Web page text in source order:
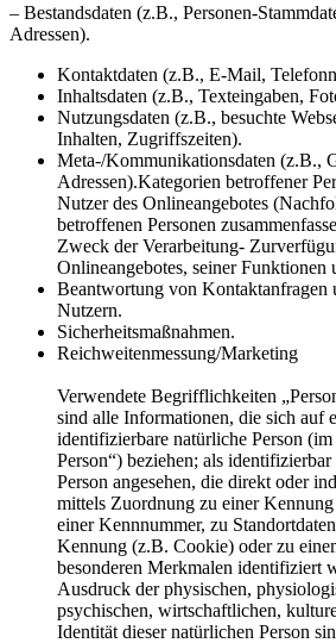
– Bestandsdaten (z.B., Personen-
Adressen).
Kontaktdaten (z.B., E-Mail,
Inhaltsdaten (z.B., Texteingaben,
Nutzungsdaten (z.B., besuchte
Inhalten, Zugriffszeiten).
Meta-/Kommunikationsdaten (z.B.,
Adressen).Kategorien betroffener
Nutzer des Onlineangebotes
betroffenen Personen
Zweck der Verarbeitung-
Onlineangebotes, seiner Funktionen
Beantwortung von
Nutzern.
Sicherheitsmaßnahmen.
Reichweitenmessung/Marketing
Verwendete Begrifflichkeiten
sind alle Informationen, die sich auf
identifizierbare natürliche Person
Person“) beziehen; als
Person angesehen, die direkt oder
mittels Zuordnung zu einer
einer Kennnummer, zu
Kennung (z.B. Cookie) oder zu
besonderen Merkmalen identifiziert
Ausdruck der physischen,
psychischen, wirtschaftlichen,
Identität dieser natürlichen Person